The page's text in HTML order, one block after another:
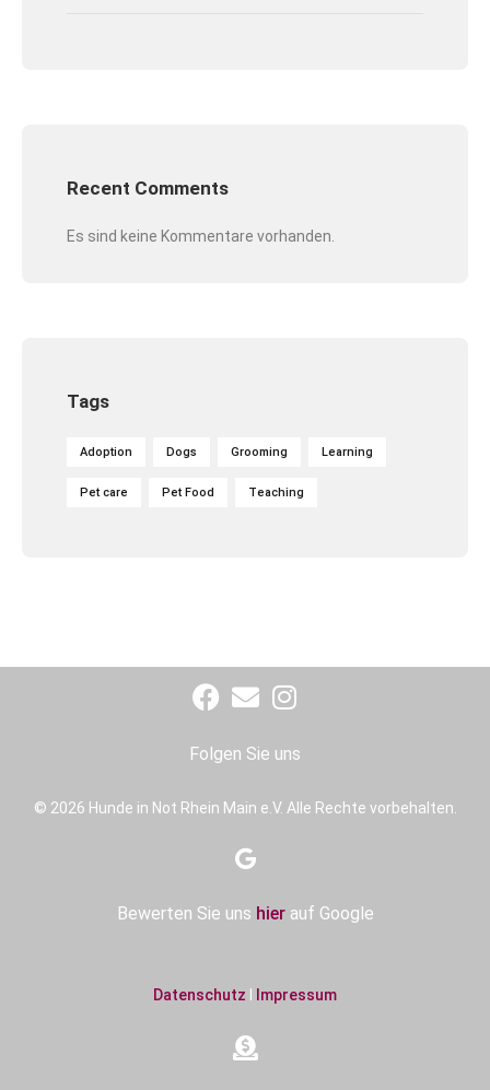
Recent Comments
Es sind keine Kommentare vorhanden.
Tags
Adoption Dogs Grooming Learning
Pet care Pet Food Teaching
Folgen Sie uns
© 2026 Hunde in Not Rhein Main e.V. Alle Rechte vorbehalten.
Bewerten Sie uns hierauf Google
Datenschutz I Impressum